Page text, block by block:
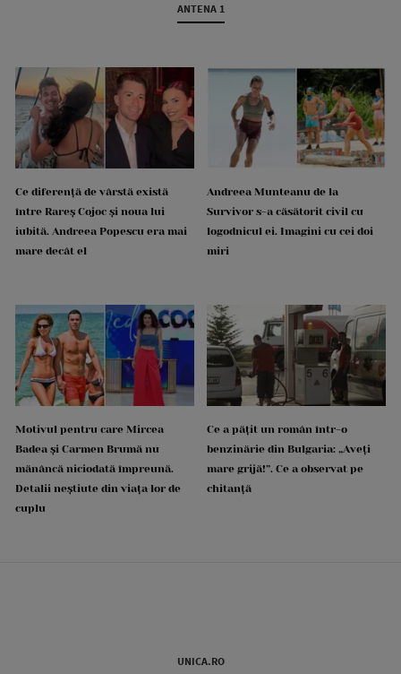
ANTENA 1
Ce diferență de vârstă există
între Rareș Cojoc și noua lui
iubită. Andreea Popescu era mai
mare decât el
Andreea Munteanu de la
Survivor s-a căsătorit civil cu
logodnicul ei. Imagini cu cei doi
miri
Motivul pentru care Mircea
Badea și Carmen Brumă nu
mănâncă niciodată împreună.
Detalii neștiute din viața lor de
cuplu
Ce a pățit un român într-o
benzinărie din Bulgaria: „Aveți
mare grijă!”. Ce a observat pe
chitanță
UNICA.RO